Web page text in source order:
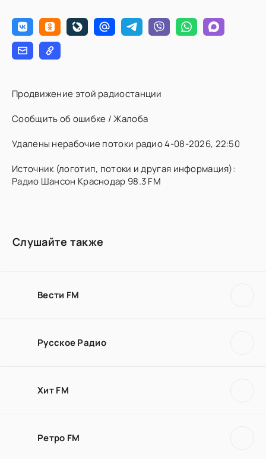
Продвижение этой радиостанции
Сообщить об ошибке / Жалоба
Удалены нерабочие потоки радио 4-08-2026, 22:50
Источник (логотип, потоки и другая информация):
Радио Шансон Краснодар 98.3 FM
Слушайте также
Вести FM
Русское Радио
Хит FM
Ретро FM